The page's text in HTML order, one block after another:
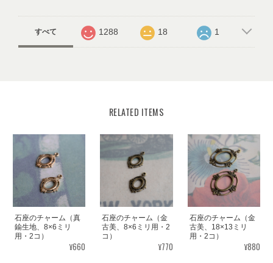
すべて 1288 18 1
RELATED ITEMS
石座のチャーム（真
鍮生地、8×6ミリ
用・2コ）
¥660
石座のチャーム（金
古美、8×6ミリ用・2
コ）
¥770
石座のチャーム（金
古美、18×13ミリ
用・2コ）
¥880